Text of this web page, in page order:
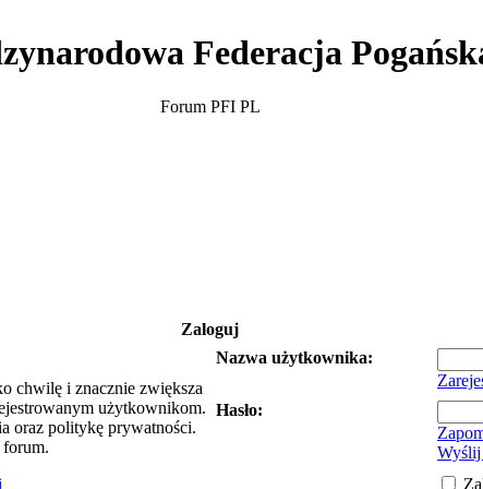
Federacja
Forum PFI PL
Zaloguj
chwilę i znacznie zwiększa
użytkownikom.
oraz politykę prywatności.
forum.
Nazwa użytkownika:
Hasło: